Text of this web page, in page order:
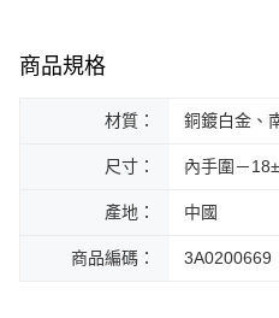
商品規格
材質： 銅鍍白金、
尺寸： 內手圍－
產地： 中國
商品編碼： 3A0200669